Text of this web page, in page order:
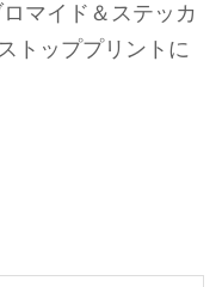
ロマイド＆ステッカ
トッププリントに